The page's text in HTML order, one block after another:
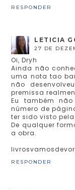
RESPONDER
LETICIA
27 DE
Oi, Dryh
Ainda não
uma nota tao
não
premissa
Eu também
número de
ter sido visto
De qualquer
a obra.
RESPONDER